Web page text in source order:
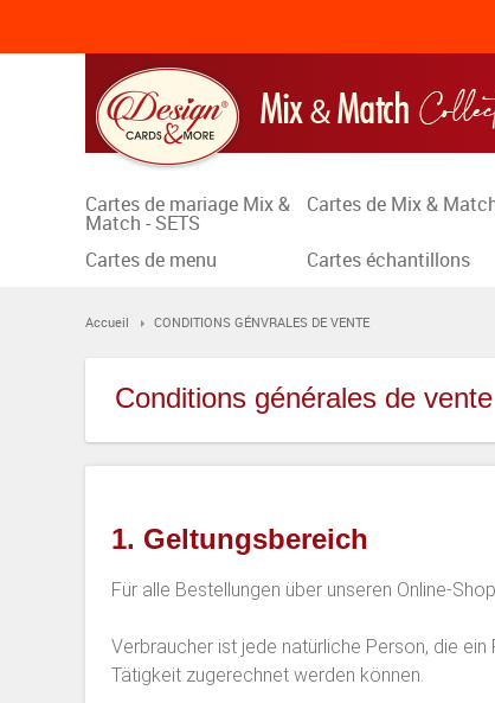
Cartes de mariage Mix &
Match - SETS
Cartes de Mix &
Cartes de menu Cartes échantillons
Accueil CONDITIONS GÉNVRALES DE VENTE
Conditions générales de vente
1. Geltungsbereich
Für alle Bestellungen über unseren Online-
Verbraucher ist jede natürliche Person, die
Tätigkeit zugerechnet werden können.